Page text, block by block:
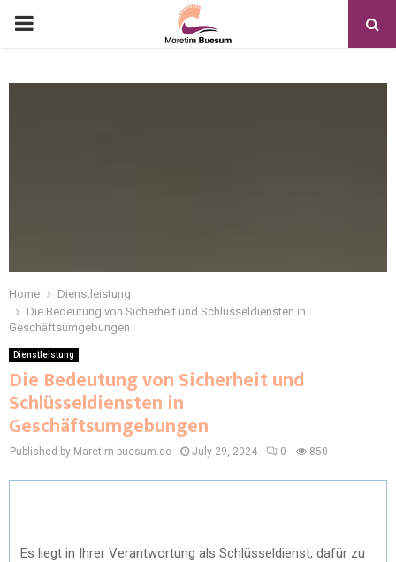
Home
Dienstleistung
Die Bedeutung von Sicherheit und Schlüsseldiensten in
Geschäftsumgebungen
Dienstleistung
Die Bedeutung von Sicherheit und
Schlüsseldiensten in
Geschäftsumgebungen
Published by Maretim-buesum.de July 29, 2024 0 850
Es liegt in Ihrer Verantwortung als Schlüsseldienst, dafür zu